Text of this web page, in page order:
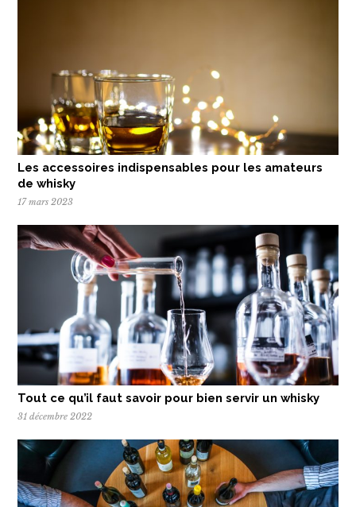
Les accessoires indispensables pour les amateurs
de whisky
17 mars 2023
Tout ce qu’il faut savoir pour bien servir un whisky
31 décembre 2022